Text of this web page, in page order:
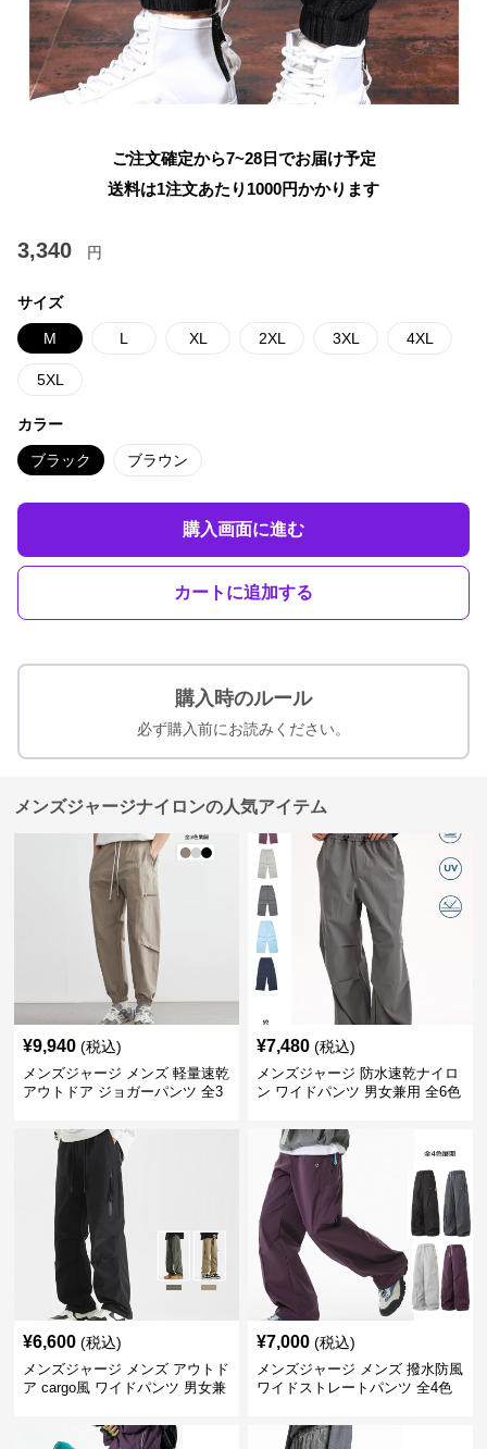
ご注文確定から7~28日でお届け予定
送料は1注文あたり 1000円かかります
3,340 円
サイズ
M L XL 2XL 3XL 4XL
5XL
カラー
ブラック ブラウン
購入画面に進む
カートに追加する
購入時のルール
必ず購入前にお読みください。
メンズジャージナイロンの人気アイテム
¥9,940 (税込)
メンズジャージ メンズ 軽量速乾
アウトドア ジョガーパンツ 全3
¥7,480 (税込)
メンズジャージ 防水速乾ナイロ
ン ワイドパンツ 男女兼用 全6色
¥6,600 (税込)
メンズジャージ メンズ アウトド
ア cargo風 ワイドパンツ 男女兼
¥7,000 (税込)
メンズジャージ メンズ 撥水防風
ワイドストレートパンツ 全4色